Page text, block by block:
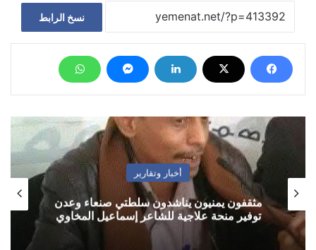
نسخ الرابط
أخبار وتقارير
مثقفون يمنيون يناشدون سلطتي صنعاء وعدن
توفير منحة علاجية للشاعر إسماعيل المخاوي